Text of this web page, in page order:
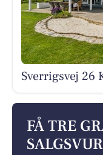
Sverrigsvej 26
FÅ TRE